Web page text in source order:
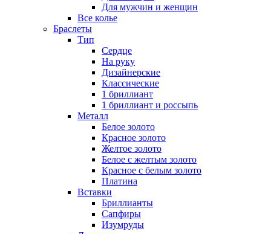
Для мужчин и женщин
Все колье
Браслеты
Тип
Сердце
На руку
Дизайнерские
Классические
1 бриллиант
1 бриллиант и россыпь
Металл
Белое золото
Красное золото
Желтое золото
Белое с желтым золото
Красное с белым золото
Платина
Вставки
Бриллианты
Сапфиры
Изумруды